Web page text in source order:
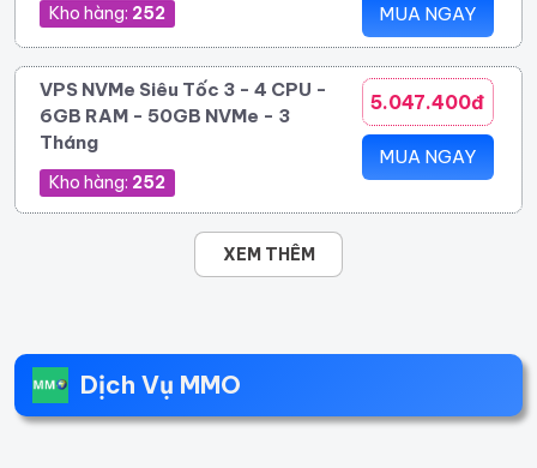
Kho hàng: 252 MUA NGAY
VPS NVMe Siêu Tốc 3 - 4 CPU -
6GB RAM - 50GB NVMe - 3
Tháng
Kho hàng: 252
5.047.400đ
MUA NGAY
XEM THÊM
Dịch Vụ MMO